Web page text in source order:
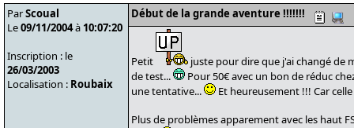
ParScoual
Le09/11/2004à 10:07:20
Inscription : le
26/03/2003
Localisation : Roubaix
Début de la grande aventure !!!!!!!
Petit
juste pour dire que j'ai changé de
de test...
Pour 50€ avec un bon de réduc
une tentative...
Et heureusement !!! Car
Plus de problèmes apparement avec les haut